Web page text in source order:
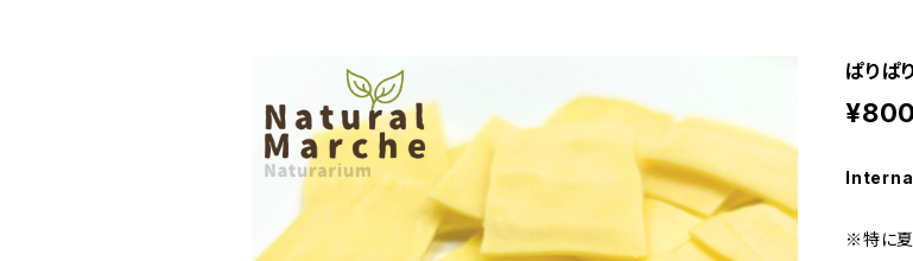
ぱりぱ
¥800
※特に夏